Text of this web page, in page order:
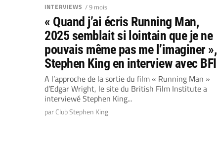
INTERVIEWS / 9 mois
« Quand j’ai écris Running Man,
2025 semblait si lointain que je ne
pouvais même pas me l’imaginer »,
Stephen King en interview avec BFI
A l’approche de la sortie du film « Running Man »
d’Edgar Wright, le site du British Film Institute a
interviewé Stephen King...
par Club Stephen King